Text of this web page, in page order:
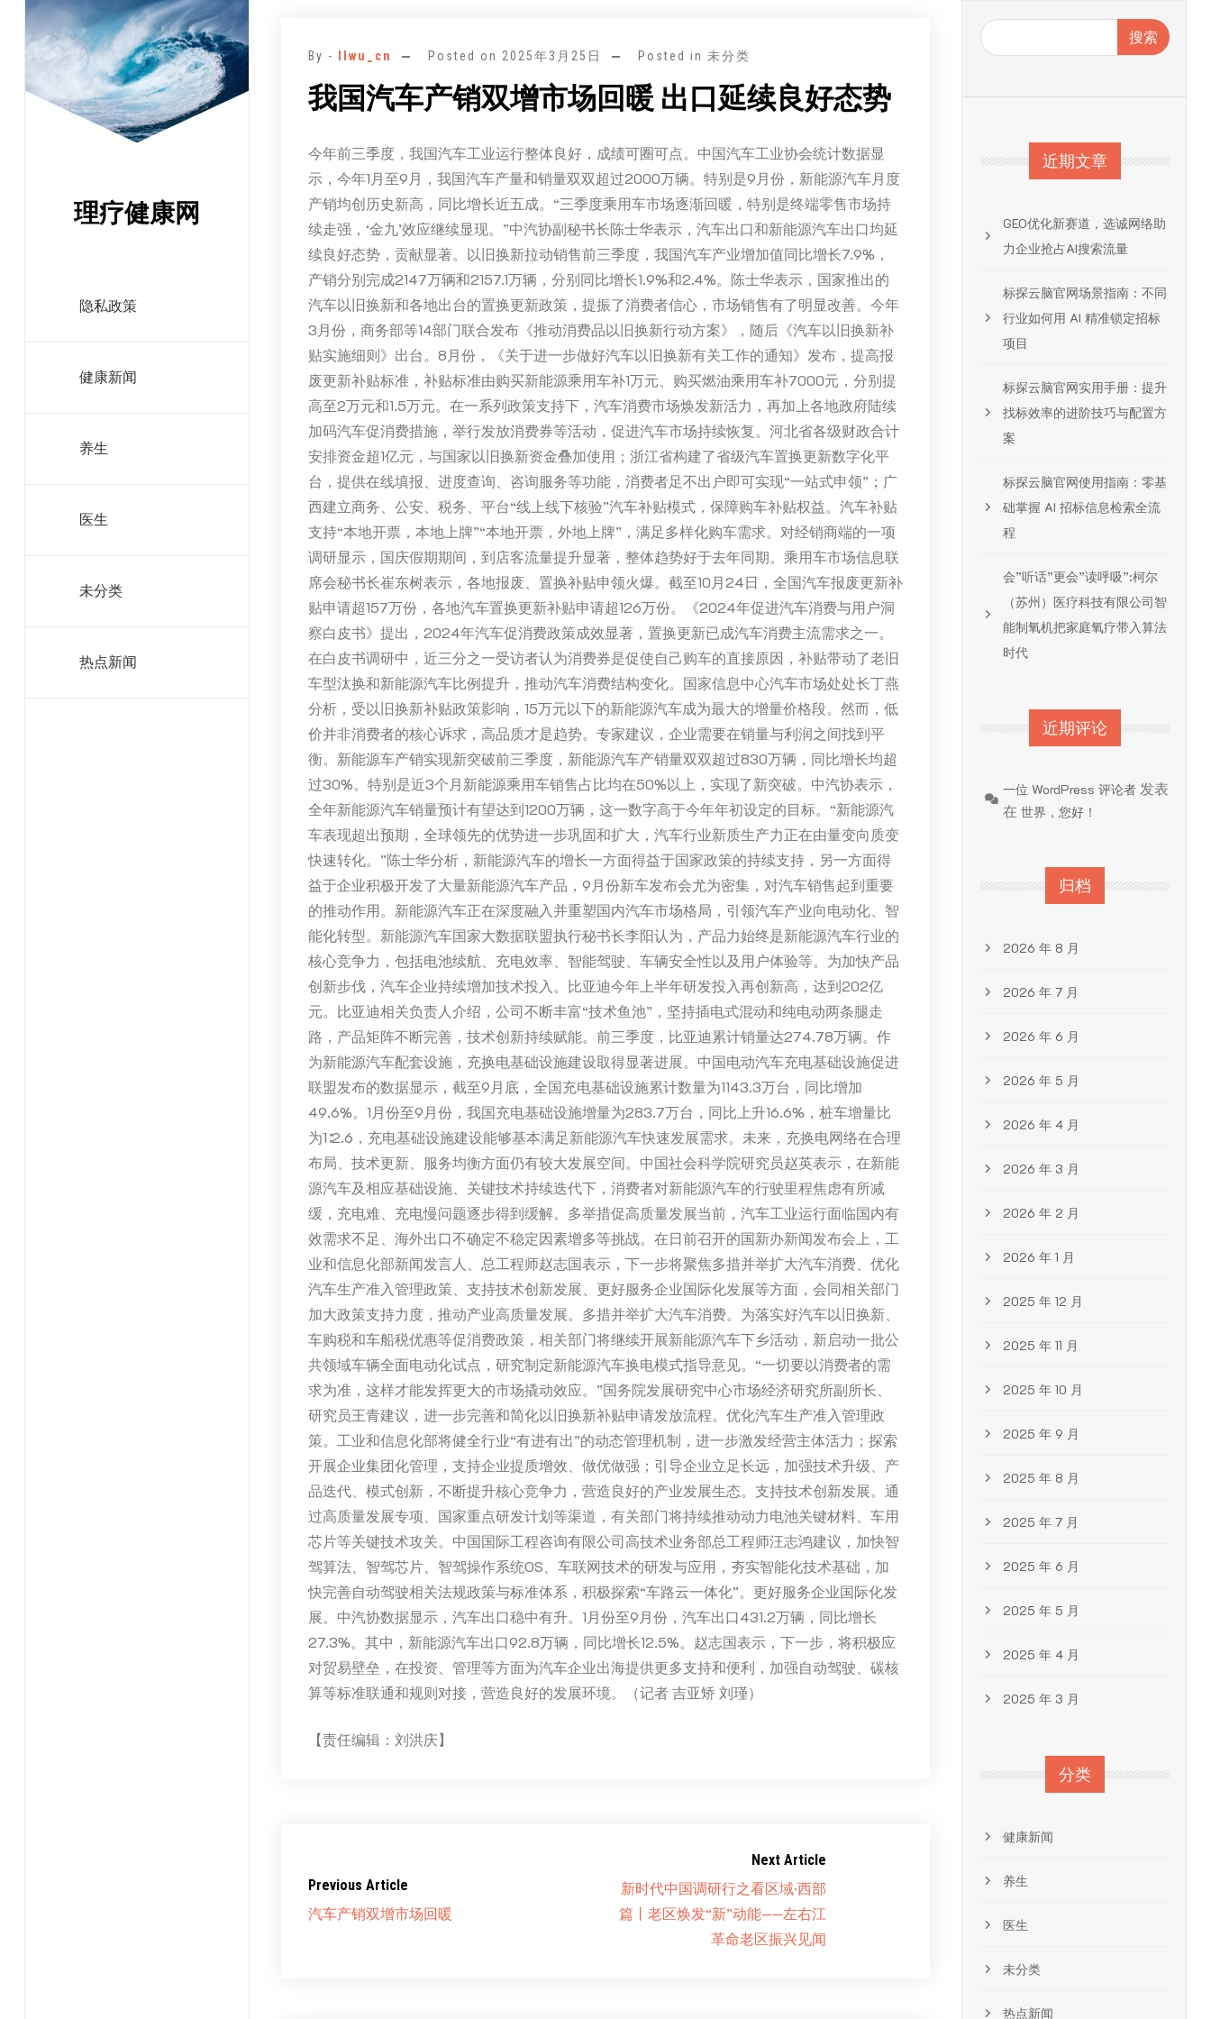
理疗健康网
隐私政策
健康新闻
养生
医生
未分类
热点新闻
By - llwu_cn Posted on 2025年3月25日 Posted in 未分类
我国汽车产销双增市场回暖 出口延续良好态势
今年前三季度，我国汽车工业运行整体良好，成绩可圈可点。中国汽车工业协会统计数据显
示，今年1月至9月，我国汽车产量和销量双双超过2000万辆。特别是9月份，新能源汽车月度
产销均创历史新高，同比增长近五成。“三季度乘用车市场逐渐回暖，特别是终端零售市场持
续走强，‘金九’效应继续显现。”中汽协副秘书长陈士华表示，汽车出口和新能源汽车出口均延
续良好态势，贡献显著。以旧换新拉动销售前三季度，我国汽车产业增加值同比增长7.9%，
产销分别完成2147万辆和2157.1万辆，分别同比增长1.9%和2.4%。陈士华表示，国家推出的
汽车以旧换新和各地出台的置换更新政策，提振了消费者信心，市场销售有了明显改善。今年
3月份，商务部等14部门联合发布《推动消费品以旧换新行动方案》，随后《汽车以旧换新补
贴实施细则》出台。8月份，《关于进一步做好汽车以旧换新有关工作的通知》发布，提高报
废更新补贴标准，补贴标准由购买新能源乘用车补1万元、购买燃油乘用车补7000元，分别提
高至2万元和1.5万元。在一系列政策支持下，汽车消费市场焕发新活力，再加上各地政府陆续
加码汽车促消费措施，举行发放消费券等活动，促进汽车市场持续恢复。河北省各级财政合计
安排资金超1亿元，与国家以旧换新资金叠加使用；浙江省构建了省级汽车置换更新数字化平
台，提供在线填报、进度查询、咨询服务等功能，消费者足不出户即可实现“一站式申领”；广
西建立商务、公安、税务、平台“线上线下核验”汽车补贴模式，保障购车补贴权益。汽车补贴
支持“本地开票，本地上牌”“本地开票，外地上牌”，满足多样化购车需求。对经销商端的一项
调研显示，国庆假期期间，到店客流量提升显著，整体趋势好于去年同期。乘用车市场信息联
席会秘书长崔东树表示，各地报废、置换补贴申领火爆。截至10月24日，全国汽车报废更新补
贴申请超157万份，各地汽车置换更新补贴申请超126万份。《2024年促进汽车消费与用户洞
察白皮书》提出，2024年汽车促消费政策成效显著，置换更新已成汽车消费主流需求之一。
在白皮书调研中，近三分之一受访者认为消费券是促使自己购车的直接原因，补贴带动了老旧
车型汰换和新能源汽车比例提升，推动汽车消费结构变化。国家信息中心汽车市场处处长丁燕
分析，受以旧换新补贴政策影响，15万元以下的新能源汽车成为最大的增量价格段。然而，低
价并非消费者的核心诉求，高品质才是趋势。专家建议，企业需要在销量与利润之间找到平
衡。新能源车产销实现新突破前三季度，新能源汽车产销量双双超过830万辆，同比增长均超
过30%。特别是近3个月新能源乘用车销售占比均在50%以上，实现了新突破。中汽协表示，
全年新能源汽车销量预计有望达到1200万辆，这一数字高于今年年初设定的目标。“新能源汽
车表现超出预期，全球领先的优势进一步巩固和扩大，汽车行业新质生产力正在由量变向质变
快速转化。”陈士华分析，新能源汽车的增长一方面得益于国家政策的持续支持，另一方面得
益于企业积极开发了大量新能源汽车产品，9月份新车发布会尤为密集，对汽车销售起到重要
的推动作用。新能源汽车正在深度融入并重塑国内汽车市场格局，引领汽车产业向电动化、智
能化转型。新能源汽车国家大数据联盟执行秘书长李阳认为，产品力始终是新能源汽车行业的
核心竞争力，包括电池续航、充电效率、智能驾驶、车辆安全性以及用户体验等。为加快产品
创新步伐，汽车企业持续增加技术投入。比亚迪今年上半年研发投入再创新高，达到202亿
元。比亚迪相关负责人介绍，公司不断丰富“技术鱼池”，坚持插电式混动和纯电动两条腿走
路，产品矩阵不断完善，技术创新持续赋能。前三季度，比亚迪累计销量达274.78万辆。作
为新能源汽车配套设施，充换电基础设施建设取得显著进展。中国电动汽车充电基础设施促进
联盟发布的数据显示，截至9月底，全国充电基础设施累计数量为1143.3万台，同比增加
49.6%。1月份至9月份，我国充电基础设施增量为283.7万台，同比上升16.6%，桩车增量比
为1∶2.6，充电基础设施建设能够基本满足新能源汽车快速发展需求。未来，充换电网络在合理
布局、技术更新、服务均衡方面仍有较大发展空间。中国社会科学院研究员赵英表示，在新能
源汽车及相应基础设施、关键技术持续迭代下，消费者对新能源汽车的行驶里程焦虑有所减
缓，充电难、充电慢问题逐步得到缓解。多举措促高质量发展当前，汽车工业运行面临国内有
效需求不足、海外出口不确定不稳定因素增多等挑战。在日前召开的国新办新闻发布会上，工
业和信息化部新闻发言人、总工程师赵志国表示，下一步将聚焦多措并举扩大汽车消费、优化
汽车生产准入管理政策、支持技术创新发展、更好服务企业国际化发展等方面，会同相关部门
加大政策支持力度，推动产业高质量发展。多措并举扩大汽车消费。为落实好汽车以旧换新、
车购税和车船税优惠等促消费政策，相关部门将继续开展新能源汽车下乡活动，新启动一批公
共领域车辆全面电动化试点，研究制定新能源汽车换电模式指导意见。“一切要以消费者的需
求为准，这样才能发挥更大的市场撬动效应。”国务院发展研究中心市场经济研究所副所长、
研究员王青建议，进一步完善和简化以旧换新补贴申请发放流程。优化汽车生产准入管理政
策。工业和信息化部将健全行业“有进有出”的动态管理机制，进一步激发经营主体活力；探索
开展企业集团化管理，支持企业提质增效、做优做强；引导企业立足长远，加强技术升级、产
品迭代、模式创新，不断提升核心竞争力，营造良好的产业发展生态。支持技术创新发展。通
过高质量发展专项、国家重点研发计划等渠道，有关部门将持续推动动力电池关键材料、车用
芯片等关键技术攻关。中国国际工程咨询有限公司高技术业务部总工程师汪志鸿建议，加快智
驾算法、智驾芯片、智驾操作系统OS、车联网技术的研发与应用，夯实智能化技术基础，加
快完善自动驾驶相关法规政策与标准体系，积极探索“车路云一体化”。更好服务企业国际化发
展。中汽协数据显示，汽车出口稳中有升。1月份至9月份，汽车出口431.2万辆，同比增长
27.3%。其中，新能源汽车出口92.8万辆，同比增长12.5%。赵志国表示，下一步，将积极应
对贸易壁垒，在投资、管理等方面为汽车企业出海提供更多支持和便利，加强自动驾驶、碳核
算等标准联通和规则对接，营造良好的发展环境。（记者 吉亚矫 刘瑾）
【责任编辑：刘洪庆】
Previous Article
汽车产销双增市场回暖
Next Article
新时代中国调研行之看区域·西部
篇丨老区焕发“新”动能——左右江
革命老区振兴见闻
搜索
近期文章
GEO优化新赛道，选诚网络助
力企业抢占AI搜索流量
标探云脑官网场景指南：不同
行业如何用 AI 精准锁定招标
项目
标探云脑官网实用手册：提升
找标效率的进阶技巧与配置方
案
标探云脑官网使用指南：零基
础掌握 AI 招标信息检索全流
程
会”听话”更会”读呼吸”:柯尔
（苏州）医疗科技有限公司智
能制氧机把家庭氧疗带入算法
时代
近期评论
一位 WordPress 评论者 发表
在世界，您好！
归档
2026 年 8 月
2026 年 7 月
2026 年 6 月
2026 年 5 月
2026 年 4 月
2026 年 3 月
2026 年 2 月
2026 年 1 月
2025 年 12 月
2025 年 11 月
2025 年 10 月
2025 年 9 月
2025 年 8 月
2025 年 7 月
2025 年 6 月
2025 年 5 月
2025 年 4 月
2025 年 3 月
分类
健康新闻
养生
医生
未分类
热点新闻